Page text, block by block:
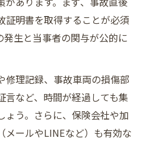
証明書を取得することが必須
発生と当事者の関与が公的に
修理記録、事故車両の損傷部
など、時間が経過しても集
ょう。さらに、保険会社や加
メールやLINEなど）も有効な